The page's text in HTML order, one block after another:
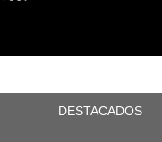
DESTACADOS